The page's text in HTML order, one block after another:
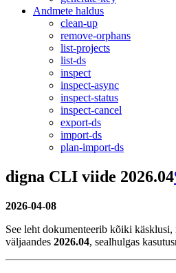
Andmete haldus
clean-up
remove-orphans
list-projects
list-ds
inspect
inspect-async
inspect-status
inspect-cancel
export-ds
import-ds
plan-import-ds
digna CLI viide 2026.04
2026-04-08
See leht dokumenteerib kõiki käsklusi,
väljaandes 2026.04, sealhulgas